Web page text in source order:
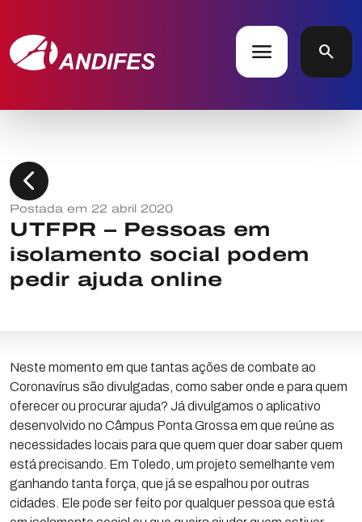
menu search
chevron_left
Postada em 22 abril 2020
UTFPR – Pessoas em
isolamento social podem
pedir ajuda online
Neste momento em que tantas ações de combate ao
Coronavírus são divulgadas, como saber onde e para quem
oferecer ou procurar ajuda? Já divulgamos o aplicativo
desenvolvido no Câmpus Ponta Grossa em que reúne as
necessidades locais para que quem quer doar saber quem
está precisando. Em Toledo, um projeto semelhante vem
ganhando tanta força, que já se espalhou por outras
cidades. Ele pode ser feito por qualquer pessoa que está